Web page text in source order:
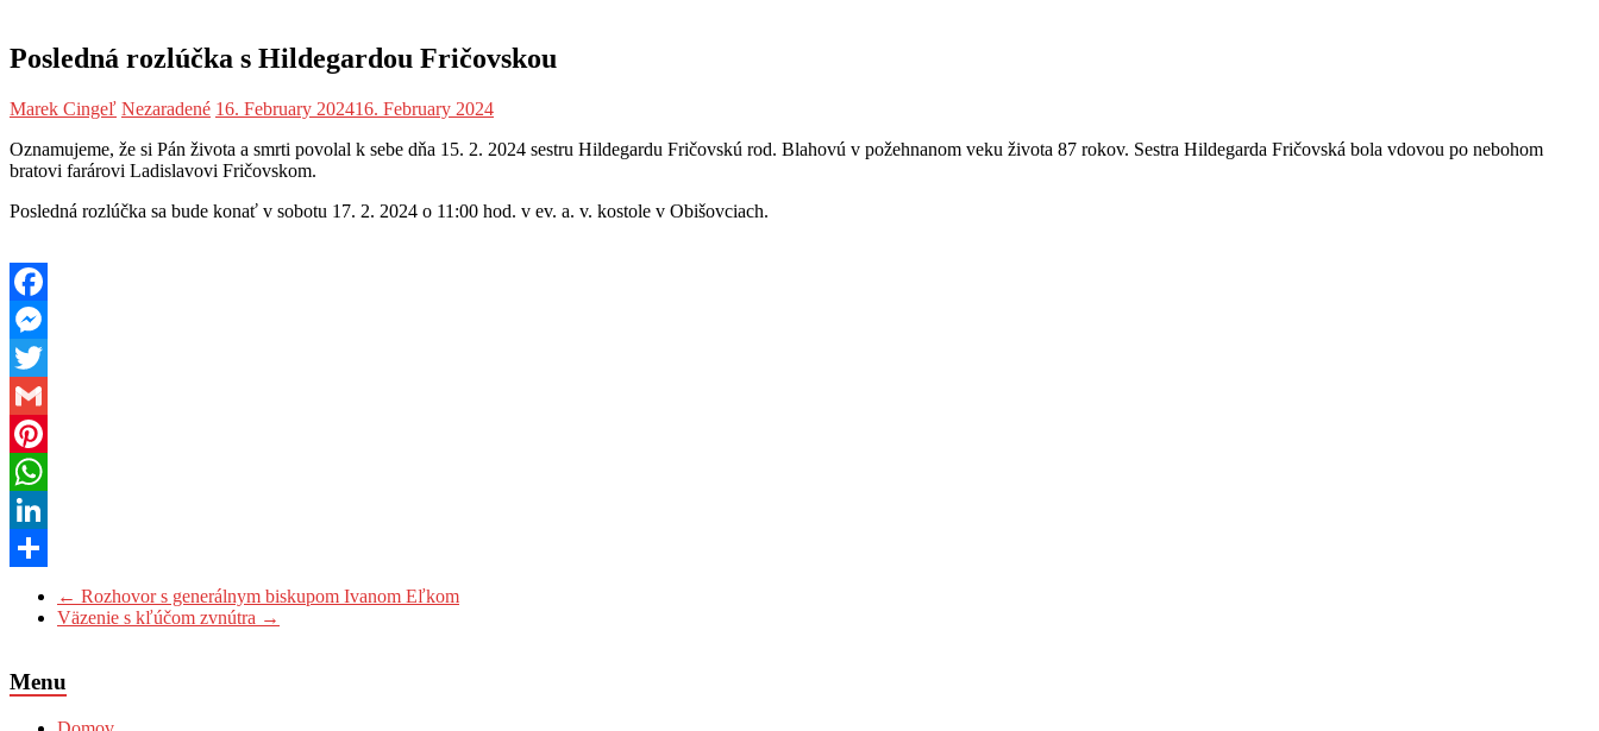
Posledná rozlúčka s Hildegardou Fričovskou
Marek Cingeľ Nezaradené 16. February 202416. February 2024
Oznamujeme, že si Pán života a smrti povolal k sebe dňa 15. 2. 2024 sestru Hildegardu Fričovskú rod. Blahovú v požehnanom veku života 87 rokov. Sestra Hildegarda Fričovská bola vdovou po nebohom
bratovi farárovi Ladislavovi Fričovskom.
Posledná rozlúčka sa bude konať v sobotu 17. 2. 2024 o 11:00 hod. v ev. a. v. kostole v Obišovciach.
Facebook
Messenger
Twitter
Gmail
Pinterest
WhatsApp
LinkedIn
← Rozhovor s generálnym biskupom Ivanom Eľkom
Väzenie s kľúčom zvnútra →
Menu